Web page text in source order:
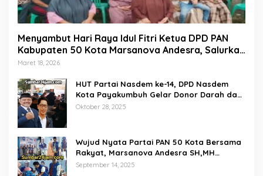
Menyambut Hari Raya Idul Fitri Ketua DPD PAN
Kabupaten 50 Kota Marsanova Andesra, Salurkan
Empat Ton Bantuan Beras Untuk Masyarakat
Maret 18, 2026
HUT Partai Nasdem ke-14, DPD Nasdem
Kota Payakumbuh Gelar Donor Darah dan
Pemeriksaan Kesehatan Gratis
Oktober 28, 2025
Wujud Nyata Partai PAN 50 Kota Bersama
Rakyat, Marsanova Andesra SH,MH
Salurkan 600 Karung Beras Untuk
September 14, 2025